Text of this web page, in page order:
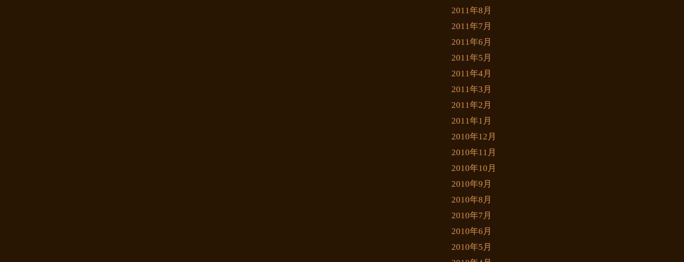
2011年8月
2011年7月
2011年6月
2011年5月
2011年4月
2011年3月
2011年2月
2011年1月
2010年12月
2010年11月
2010年10月
2010年9月
2010年8月
2010年7月
2010年6月
2010年5月